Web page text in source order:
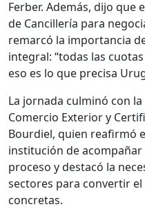
Ferber. Además, dijo que
de Cancillería para
remarcó la importancia
integral: “todas las
eso es lo que precisa
La jornada culminó con
Comercio Exterior y
Bourdiel, quien reafirmó
institución de acompañar
proceso y destacó la
sectores para convertir
concretas.